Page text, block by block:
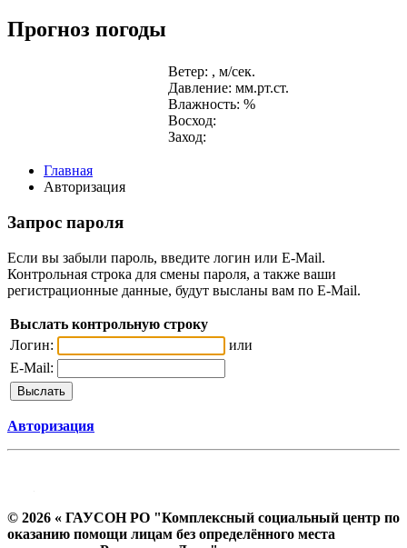
Прогноз погоды
Ветер: , м/сек.
Давление: мм.рт.ст.
Влажность: %
Восход:
Заход:
Главная
Авторизация
Запрос пароля
Если вы забыли пароль, введите логин или E-Mail.
Контрольная строка для смены пароля, а также ваши
регистрационные данные, будут высланы вам по E-Mail.
Выслать контрольную строку
Логин:
или
E-Mail:
Авторизация
© 2026 « ГАУСОН РО "Комплексный социальный центр по
оказанию помощи лицам без определённого места